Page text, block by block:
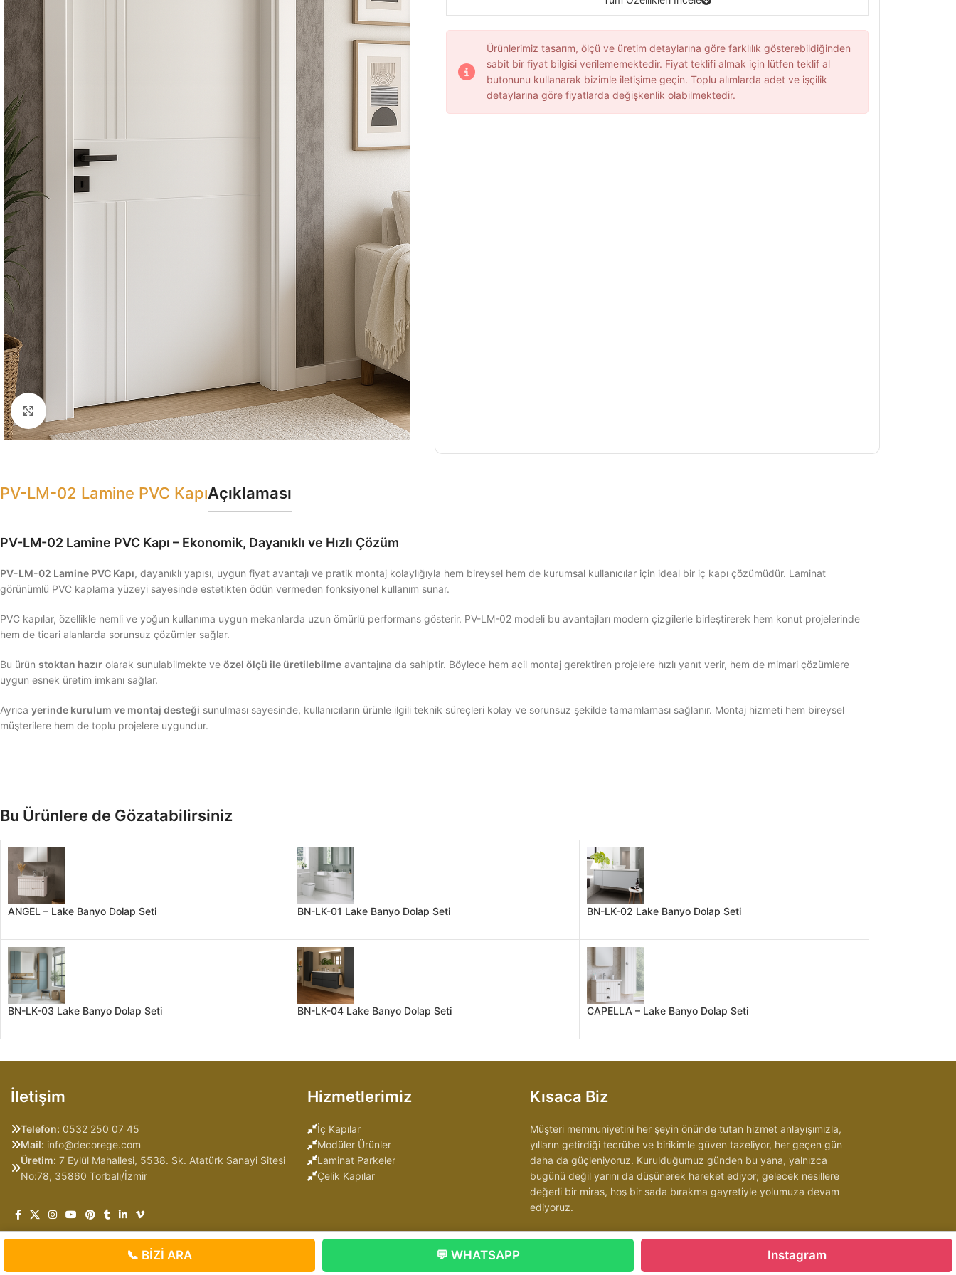
Click to enlarge
Ürünlerimiz tasarım, ölçü ve üretim detaylarına göre farklılık gösterebildiğinden
sabit bir fiyat bilgisi verilememektedir. Fiyat teklifi almak için lütfen teklif al
butonunu kullanarak bizimle iletişime geçin. Toplu alımlarda adet ve işçilik
detaylarına göre fiyatlarda değişkenlik olabilmektedir.
PV-LM-02 Lamine PVC KapıAçıklaması
PV-LM-02 Lamine PVC Kapı – Ekonomik, Dayanıklı ve Hızlı Çözüm
PV-LM-02 Lamine PVC Kapı, dayanıklı yapısı, uygun fiyat avantajı ve pratik montaj kolaylığıyla hem bireysel hem de kurumsal kullanıcılar için ideal bir iç kapı çözümüdür. Laminat
görünümlü PVC kaplama yüzeyi sayesinde estetikten ödün vermeden fonksiyonel kullanım sunar.
PVC kapılar, özellikle nemli ve yoğun kullanıma uygun mekanlarda uzun ömürlü performans gösterir. PV-LM-02 modeli bu avantajları modern çizgilerle birleştirerek hem konut projelerinde
hem de ticari alanlarda sorunsuz çözümler sağlar.
Bu ürün stoktan hazır olarak sunulabilmekte ve özel ölçü ile üretilebilme avantajına da sahiptir. Böylece hem acil montaj gerektiren projelere hızlı yanıt verir, hem de mimari çözümlere
uygun esnek üretim imkanı sağlar.
Ayrıca yerinde kurulum ve montaj desteği sunulması sayesinde, kullanıcıların ürünle ilgili teknik süreçleri kolay ve sorunsuz şekilde tamamlaması sağlanır. Montaj hizmeti hem bireysel
müşterilere hem de toplu projelere uygundur.
Bu Ürünlere de Gözatabilirsiniz
ANGEL – Lake Banyo Dolap Seti BN-LK-01 Lake Banyo Dolap Seti BN-LK-02 Lake Banyo Dolap Seti
BN-LK-03 Lake Banyo Dolap Seti BN-LK-04 Lake Banyo Dolap Seti CAPELLA – Lake Banyo Dolap Seti
İletişim
Telefon: 0532 250 07 45
Mail: info@decorege.com
Üretim: 7 Eylül Mahallesi, 5538. Sk. Atatürk Sanayi Sitesi
No:78, 35860 Torbalı/İzmir
Hizmetlerimiz
İç Kapılar
Modüler Ürünler
Laminat Parkeler
Çelik Kapılar
Kısaca Biz
Müşteri memnuniyetini her şeyin önünde tutan hizmet anlayışımızla,
yılların getirdiği tecrübe ve birikimle güven tazeliyor, her geçen gün
daha da güçleniyoruz. Kurulduğumuz günden bu yana, yalnızca
bugünü değil yarını da düşünerek hareket ediyor; gelecek nesillere
değerli bir miras, hoş bir sada bırakma gayretiyle yolumuza devam
ediyoruz.
Tüm Hakları Saklıdır | 2025 | DECOREGE
İzmir Kapı Firması|İzmir Lake Kapı|İzmir Laminat Parke|Torbalı Kapı Firması
📞 BİZİ ARA 💬 WHATSAPP Instagram